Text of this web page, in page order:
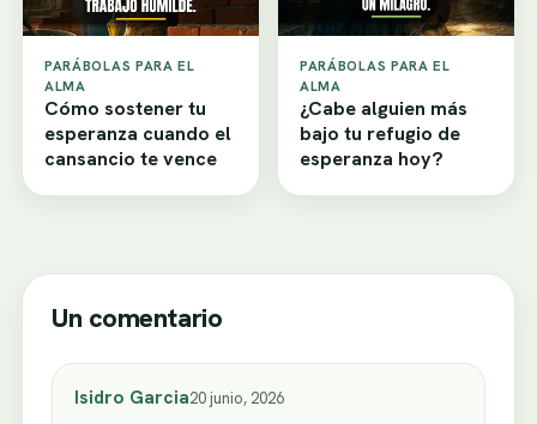
PARÁBOLAS PARA EL
ALMA
Cómo sostener tu
esperanza cuando el
cansancio te vence
PARÁBOLAS PARA EL
ALMA
¿Cabe alguien más
bajo tu refugio de
esperanza hoy?
Un comentario
Isidro Garcia20 junio, 2026